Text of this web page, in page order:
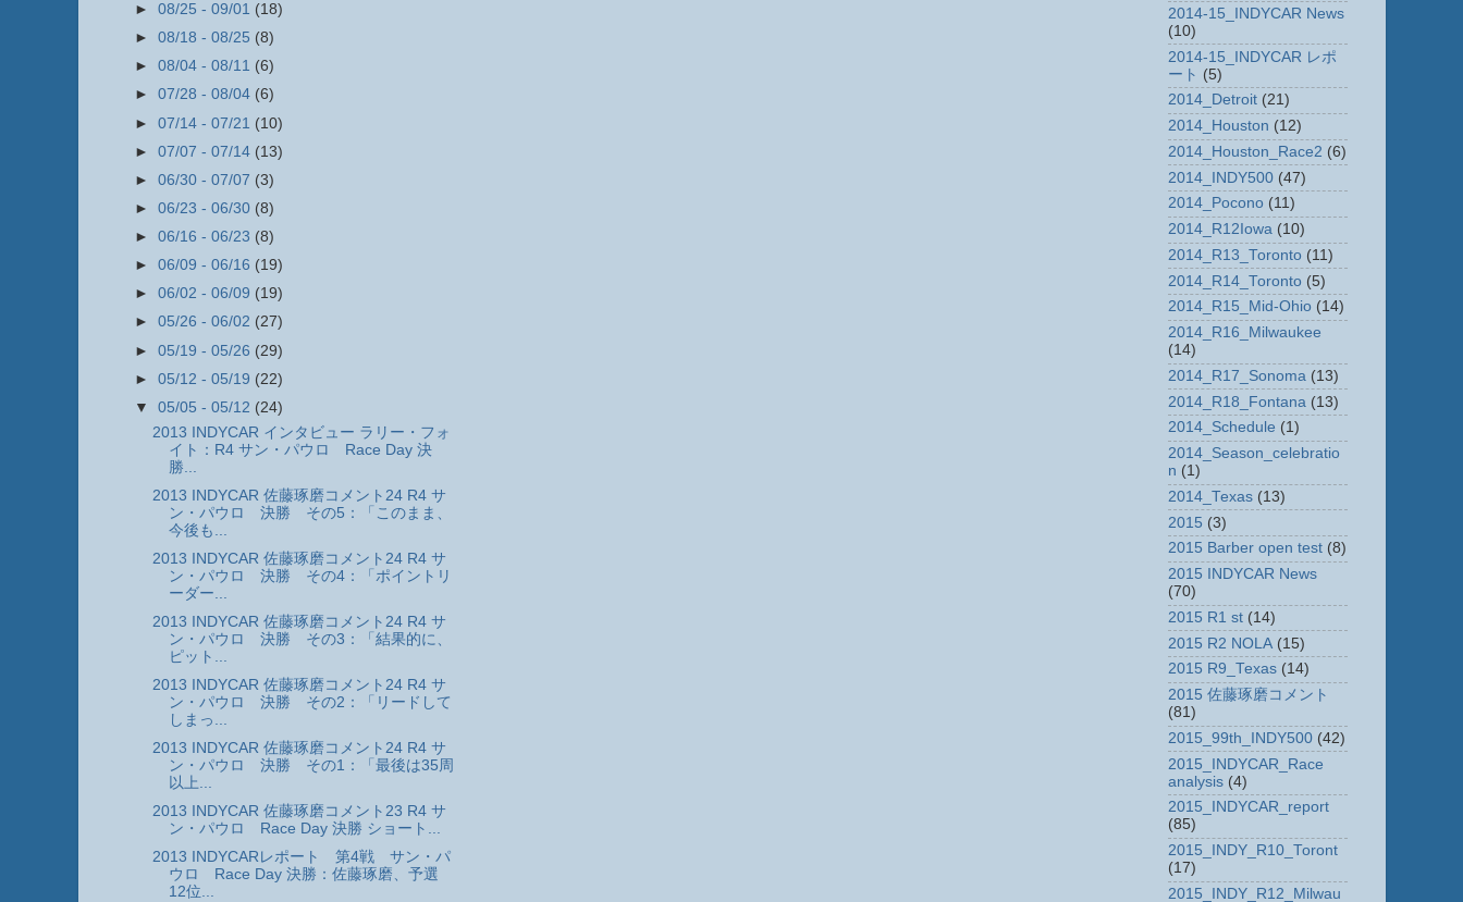
► 08/25 - 09/01 (18)
► 08/18 - 08/25 (8)
► 08/04 - 08/11 (6)
► 07/28 - 08/04 (6)
► 07/14 - 07/21 (10)
► 07/07 - 07/14 (13)
► 06/30 - 07/07 (3)
► 06/23 - 06/30 (8)
► 06/16 - 06/23 (8)
► 06/09 - 06/16 (19)
► 06/02 - 06/09 (19)
► 05/26 - 06/02 (27)
► 05/19 - 05/26 (29)
► 05/12 - 05/19 (22)
▼ 05/05 - 05/12 (24)
2013 INDYCAR インタビュー ラリー・フォ
イト：R4 サン・パウロ Race Day 決
勝...
2013 INDYCAR 佐藤琢磨コメント24 R4 サ
ン・パウロ 決勝 その5：「このまま、
今後も...
2013 INDYCAR 佐藤琢磨コメント24 R4 サ
ン・パウロ 決勝 その4：「ポイントリ
ーダー...
2013 INDYCAR 佐藤琢磨コメント24 R4 サ
ン・パウロ 決勝 その3：「結果的に、
ピット...
2013 INDYCAR 佐藤琢磨コメント24 R4 サ
ン・パウロ 決勝 その2：「リードして
しまっ...
2013 INDYCAR 佐藤琢磨コメント24 R4 サ
ン・パウロ 決勝 その1：「最後は35周
以上...
2013 INDYCAR 佐藤琢磨コメント23 R4 サ
ン・パウロ Race Day 決勝 ショート...
2013 INDYCARレポート 第4戦 サン・パ
ウロ Race Day 決勝：佐藤琢磨、予選
12位...
2014-15_INDYCAR News
(10)
2014-15_INDYCAR レポ
ート (5)
2014_Detroit (21)
2014_Houston (12)
2014_Houston_Race2 (6)
2014_INDY500 (47)
2014_Pocono (11)
2014_R12Iowa (10)
2014_R13_Toronto (11)
2014_R14_Toronto (5)
2014_R15_Mid-Ohio (14)
2014_R16_Milwaukee
(14)
2014_R17_Sonoma (13)
2014_R18_Fontana (13)
2014_Schedule (1)
2014_Season_celebratio
n (1)
2014_Texas (13)
2015 (3)
2015 Barber open test (8)
2015 INDYCAR News
(70)
2015 R1 st (14)
2015 R2 NOLA (15)
2015 R9_Texas (14)
2015 佐藤琢磨コメント
(81)
2015_99th_INDY500 (42)
2015_INDYCAR_Race
analysis (4)
2015_INDYCAR_report
(85)
2015_INDY_R10_Toront
(17)
2015_INDY_R12_Milwau